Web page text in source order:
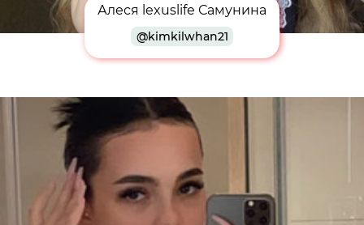
Алеся lexuslife Самунина
@kimkilwhan21